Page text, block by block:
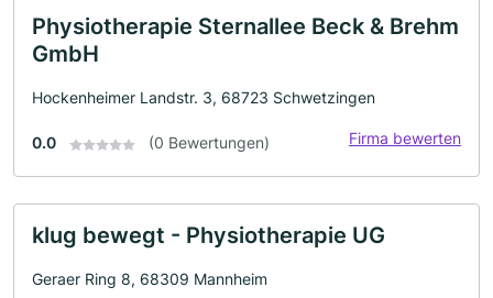
Physiotherapie Sternallee Beck & Brehm
GmbH
Hockenheimer Landstr. 3, 68723 Schwetzingen
0.0 (0 Bewertungen) Firma bewerten
klug bewegt - Physiotherapie UG
Geraer Ring 8, 68309 Mannheim